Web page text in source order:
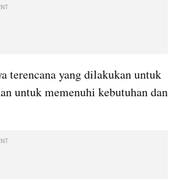
terencana yang dilakukan untuk
untuk memenuhi kebutuhan dan